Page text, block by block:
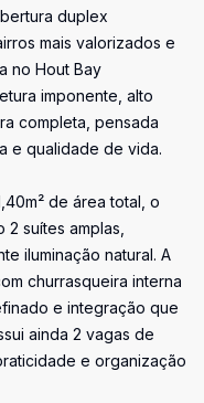
duplex
mais valorizados e
no Hout Bay
imponente, alto
completa, pensada
e qualidade de vida.
de área total, o
suítes amplas,
iluminação natural. A
churrasqueira interna
e integração que
ainda 2 vagas de
e organização